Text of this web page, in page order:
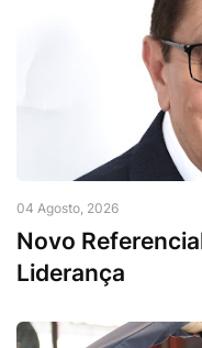
04 Agosto, 2026
Novo
Liderança